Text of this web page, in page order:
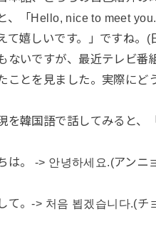
、「Hello, nice to meet
て嬉しいです。」ですね。
ないですが、最近テレビ番
ことを見ました。実際にど
を韓国語で話してみると、
は。 -> 안녕하세요.(アンニ
て。-> 처음 뵙겠습니다.(チ